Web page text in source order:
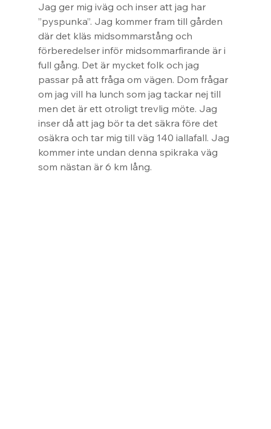
Jag ger mig iväg och inser att jag har
”pyspunka”. Jag kommer fram till gården
där det kläs midsommarstång och
förberedelser inför midsommarfirande är i
full gång. Det är mycket folk och jag
passar på att fråga om vägen. Dom frågar
om jag vill ha lunch som jag tackar nej till
men det är ett otroligt trevlig möte. Jag
inser då att jag bör ta det säkra före det
osäkra och tar mig till väg 140 iallafall. Jag
kommer inte undan denna spikraka väg
som nästan är 6 km lång.